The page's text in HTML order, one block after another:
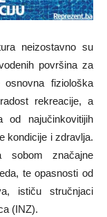
neizostavno su
površina za
fiziološka
rekreacije, a
od najučinkovitijih
kondicije i zdravlja.
značajne
te opasnosti od
ističu stručnjaci
(INZ).